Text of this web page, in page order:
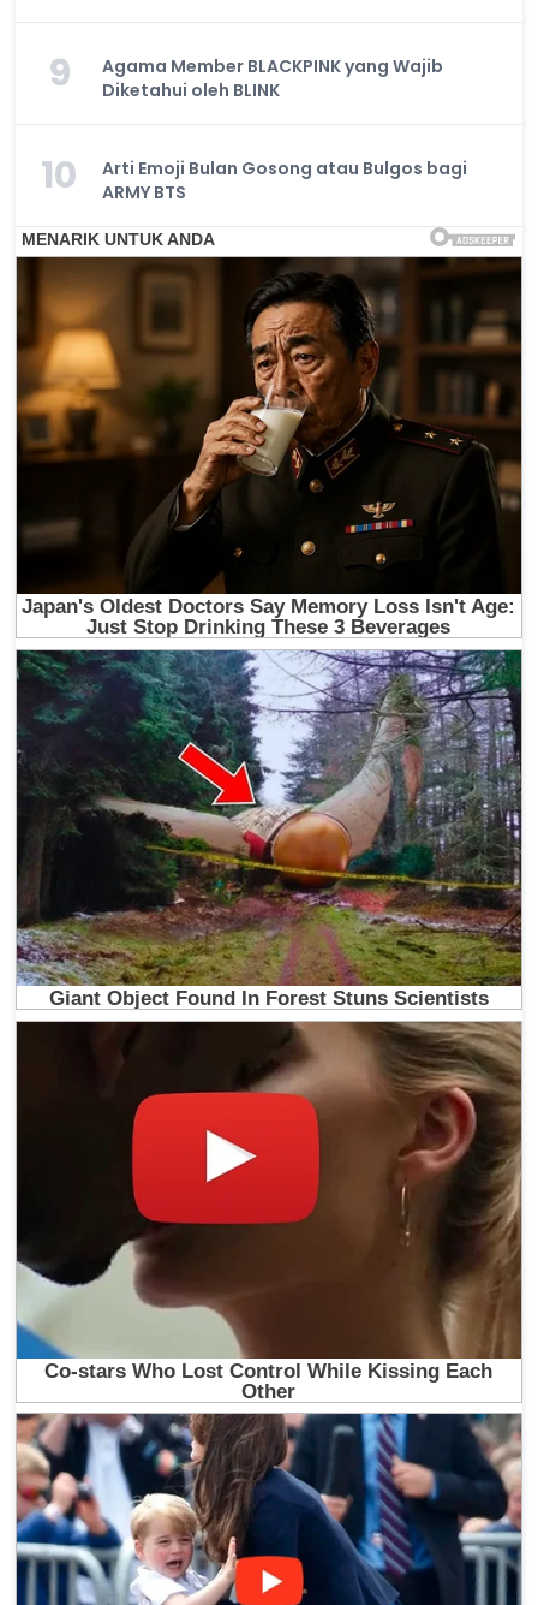
9
Agama Member BLACKPINK yang Wajib
Diketahui oleh BLINK
10
Arti Emoji Bulan Gosong atau Bulgos bagi
ARMY BTS